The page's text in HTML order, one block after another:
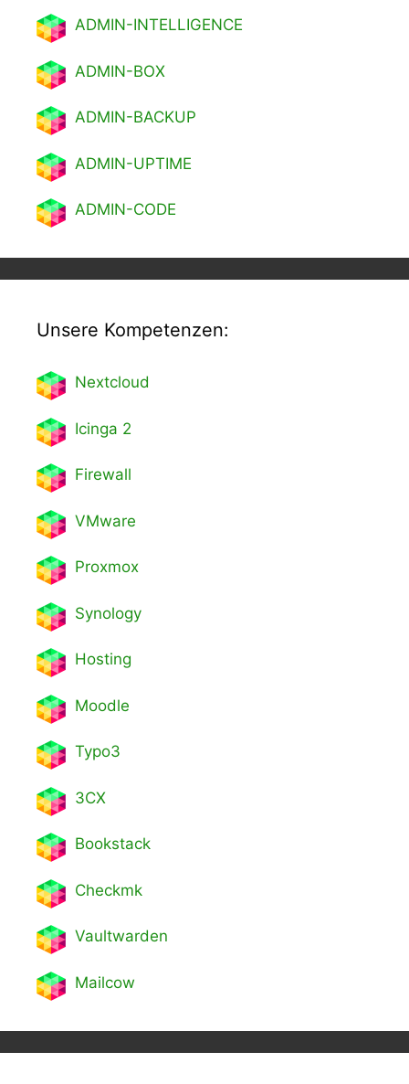
ADMIN-INTELLIGENCE
ADMIN-BOX
ADMIN-BACKUP
ADMIN-UPTIME
ADMIN-CODE
Unsere Kompetenzen:
Nextcloud
Icinga 2
Firewall
VMware
Proxmox
Synology
Hosting
Moodle
Typo3
3CX
Bookstack
Checkmk
Vaultwarden
Mailcow